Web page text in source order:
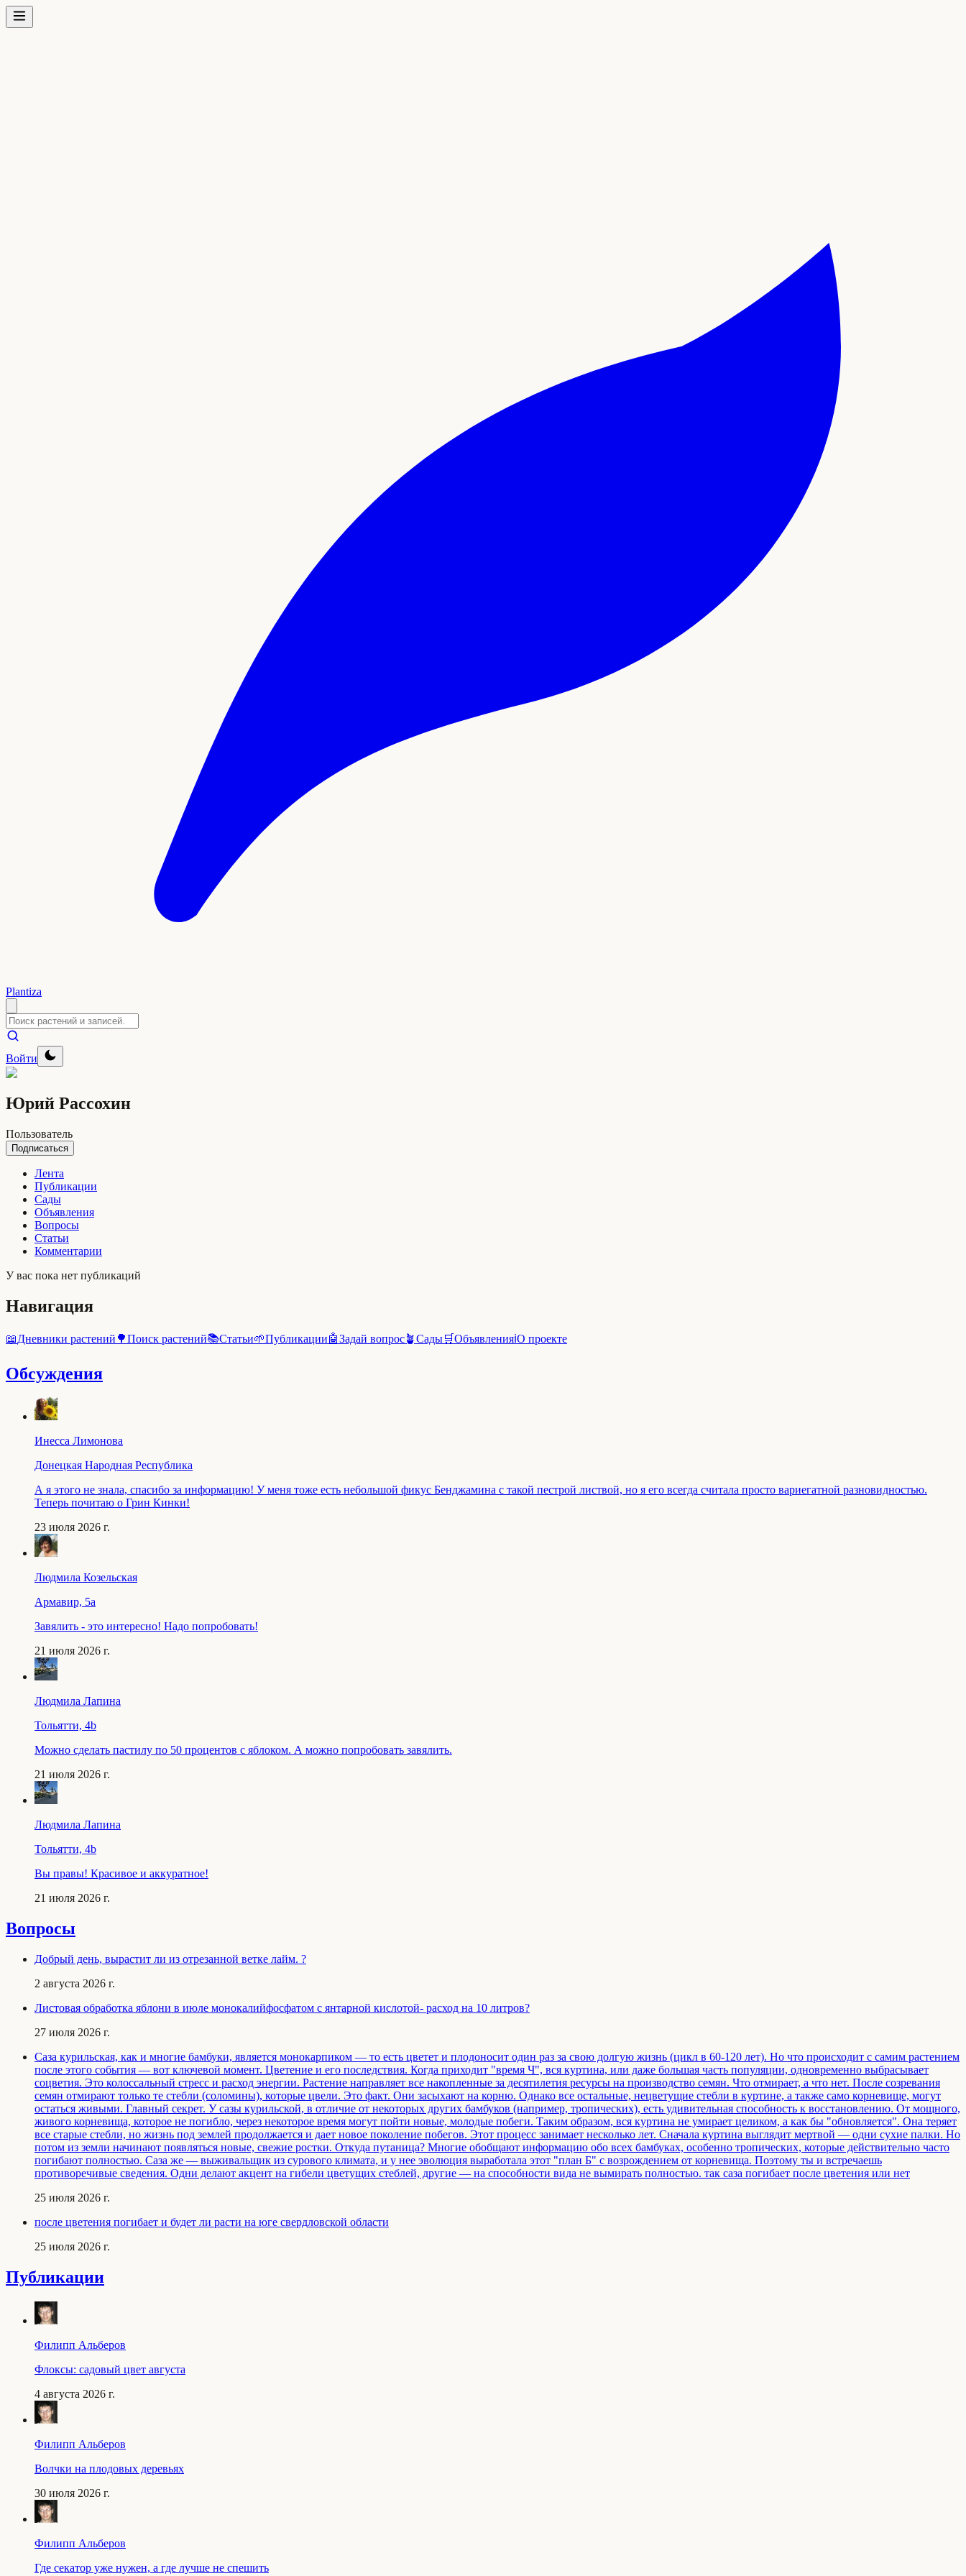
Plantiza
Войти
Юрий Рассохин
Пользователь
Подписаться
Лента
Публикации
Сады
Объявления
Вопросы
Статьи
Комментарии
У вас пока нет публикаций
Навигация
📖Дневники растений 🌳Поиск растений📚Статьи🌱Публикации🤖Задай вопрос🪴Сады🛒Объявленияℹ️О проекте
Обсуждения
Инесса Лимонова
Донецкая Народная Республика
А я этого не знала, спасибо за информацию! У меня тоже есть небольшой фикус Бенджамина с такой пестрой листвой, но я его всегда считала просто вариегатной разновидностью.
Теперь почитаю о Грин Кинки!
23 июля 2026 г.
Людмила Козельская
Армавир, 5a
Завялить - это интересно! Надо попробовать!
21 июля 2026 г.
Людмила Лапина
Тольятти, 4b
Можно сделать пастилу по 50 процентов с яблоком. А можно попробовать завялить.
21 июля 2026 г.
Людмила Лапина
Тольятти, 4b
Вы правы! Красивое и аккуратное!
21 июля 2026 г.
Вопросы
Добрый день, вырастит ли из отрезанной ветке лайм. ?
2 августа 2026 г.
Листовая обработка яблони в июле монокалийфосфатом с янтарной кислотой- расход на 10 литров?
27 июля 2026 г.
Саза курильская, как и многие бамбуки, является монокарпиком — то есть цветет и плодоносит один раз за свою долгую жизнь (цикл в 60-120 лет). Но что происходит с самим растением
после этого события — вот ключевой момент. Цветение и его последствия. Когда приходит "время Ч", вся куртина, или даже большая часть популяции, одновременно выбрасывает
соцветия. Это колоссальный стресс и расход энергии. Растение направляет все накопленные за десятилетия ресурсы на производство семян. Что отмирает, а что нет. После созревания
семян отмирают только те стебли (соломины), которые цвели. Это факт. Они засыхают на корню. Однако все остальные, нецветущие стебли в куртине, а также само корневище, могут
остаться живыми. Главный секрет. У сазы курильской, в отличие от некоторых других бамбуков (например, тропических), есть удивительная способность к восстановлению. От мощного,
живого корневища, которое не погибло, через некоторое время могут пойти новые, молодые побеги. Таким образом, вся куртина не умирает целиком, а как бы "обновляется". Она теряет
все старые стебли, но жизнь под землей продолжается и дает новое поколение побегов. Этот процесс занимает несколько лет. Сначала куртина выглядит мертвой — одни сухие палки. Но
потом из земли начинают появляться новые, свежие ростки. Откуда путаница? Многие обобщают информацию обо всех бамбуках, особенно тропических, которые действительно часто
погибают полностью. Саза же — выживальщик из сурового климата, и у нее эволюция выработала этот "план Б" с возрождением от корневища. Поэтому ты и встречаешь
противоречивые сведения. Одни делают акцент на гибели цветущих стеблей, другие — на способности вида не вымирать полностью. так саза погибает после цветения или нет
25 июля 2026 г.
после цветения погибает и будет ли расти на юге свердловской области
25 июля 2026 г.
Публикации
Филипп Альберов
Флоксы: садовый цвет августа
4 августа 2026 г.
Филипп Альберов
Волчки на плодовых деревьях
30 июля 2026 г.
Филипп Альберов
Где секатор уже нужен, а где лучше не спешить